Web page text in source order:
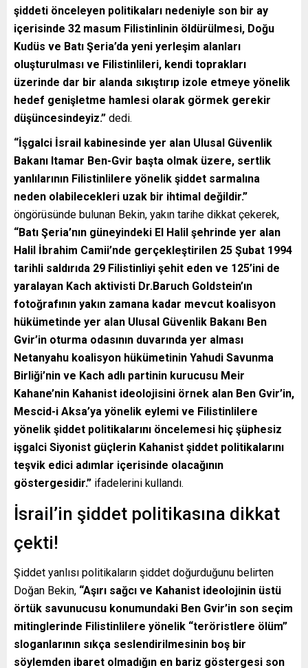
şiddeti önceleyen politikaları nedeniyle son bir ay
içerisinde 32 masum Filistinlinin öldürülmesi, Doğu
Kudüs ve Batı Şeria’da yeni yerleşim alanları
oluşturulması ve Filistinlileri, kendi toprakları
üzerinde dar bir alanda sıkıştırıp izole etmeye yönelik
hedef genişletme hamlesi olarak görmek gerekir
düşüncesindeyiz.” dedi.
“İşgalci İsrail kabinesinde yer alan Ulusal Güvenlik
Bakanı Itamar Ben-Gvir başta olmak üzere, sertlik
yanlılarının Filistinlilere yönelik şiddet sarmalına
neden olabilecekleri uzak bir ihtimal değildir.”
öngörüsünde bulunan Bekin, yakın tarihe dikkat çekerek,
“Batı Şeria’nın güneyindeki El Halil şehrinde yer alan
Halil İbrahim Camii’nde gerçekleştirilen 25 Şubat 1994
tarihli saldırıda 29 Filistinliyi şehit eden ve 125’ini de
yaralayan Kach aktivisti Dr.Baruch Goldstein’ın
fotoğrafının yakın zamana kadar mevcut koalisyon
hükümetinde yer alan Ulusal Güvenlik Bakanı Ben
Gvir’in oturma odasının duvarında yer alması
Netanyahu koalisyon hükümetinin Yahudi Savunma
Birliği’nin ve Kach adlı partinin kurucusu Meir
Kahane’nin Kahanist ideolojisini örnek alan Ben Gvir’in,
Mescid-i Aksa’ya yönelik eylemi ve Filistinlilere
yönelik şiddet politikalarını öncelemesi hiç şüphesiz
işgalci Siyonist güçlerin Kahanist şiddet politikalarını
teşvik edici adımlar içerisinde olacağının
göstergesidir.” ifadelerini kullandı.
İsrail’in şiddet politikasına dikkat
çekti!
Şiddet yanlısı politikaların şiddet doğurduğunu belirten
Doğan Bekin, “Aşırı sağcı ve Kahanist ideolojinin üstü
örtük savunucusu konumundaki Ben Gvir’in son seçim
mitinglerinde Filistinlilere yönelik “teröristlere ölüm”
sloganlarının sıkça seslendirilmesinin boş bir
söylemden ibaret olmadığın en bariz göstergesi son